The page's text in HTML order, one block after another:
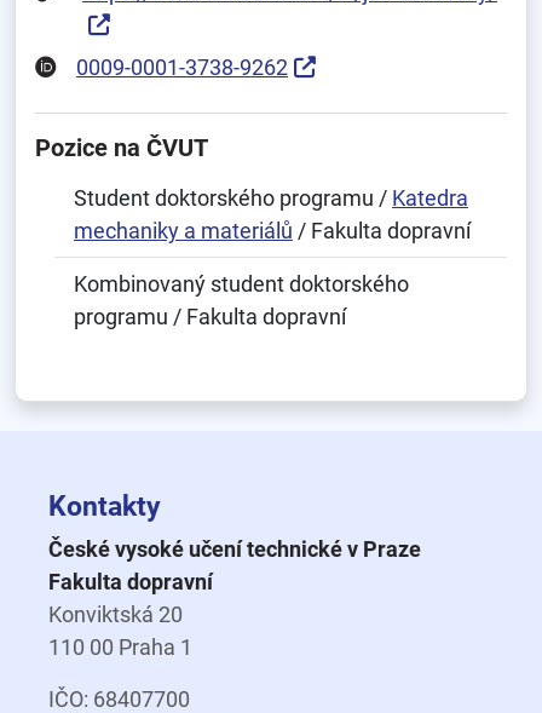
0009-0001-3738-9262
Pozice na ČVUT
Student doktorského programu / Katedra
mechaniky a materiálů / Fakulta dopravní
Kombinovaný student doktorského
programu / Fakulta dopravní
Kontakty
České vysoké učení technické v Praze
Fakulta dopravní
Konviktská 20
110 00 Praha 1
IČO: 68407700